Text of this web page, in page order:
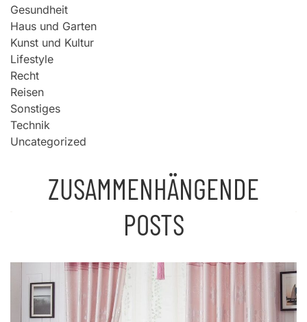
Gesundheit
Haus und Garten
Kunst und Kultur
Lifestyle
Recht
Reisen
Sonstiges
Technik
Uncategorized
ZUSAMMENHÄNGENDE
POSTS